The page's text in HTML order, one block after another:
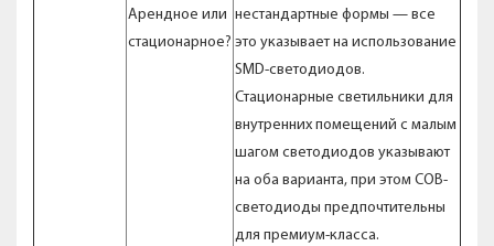
Арендное или
стационарное?
нестандартные формы — все
это указывает на использование
SMD-светодиодов.
Стационарные светильники для
внутренних помещений с малым
шагом светодиодов указывают
на оба варианта, при этом COB-
светодиоды предпочтительны
для премиум-класса.